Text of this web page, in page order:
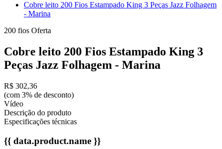
Cobre leito 200 Fios Estampado King 3 Peças Jazz Folhagem
- Marina
200 fios Oferta
Cobre leito 200 Fios Estampado King 3
Peças Jazz Folhagem - Marina
R$ 302,36
(com 3% de desconto)
Vídeo
Descrição do produto
Especificações técnicas
{{ data.product.name }}